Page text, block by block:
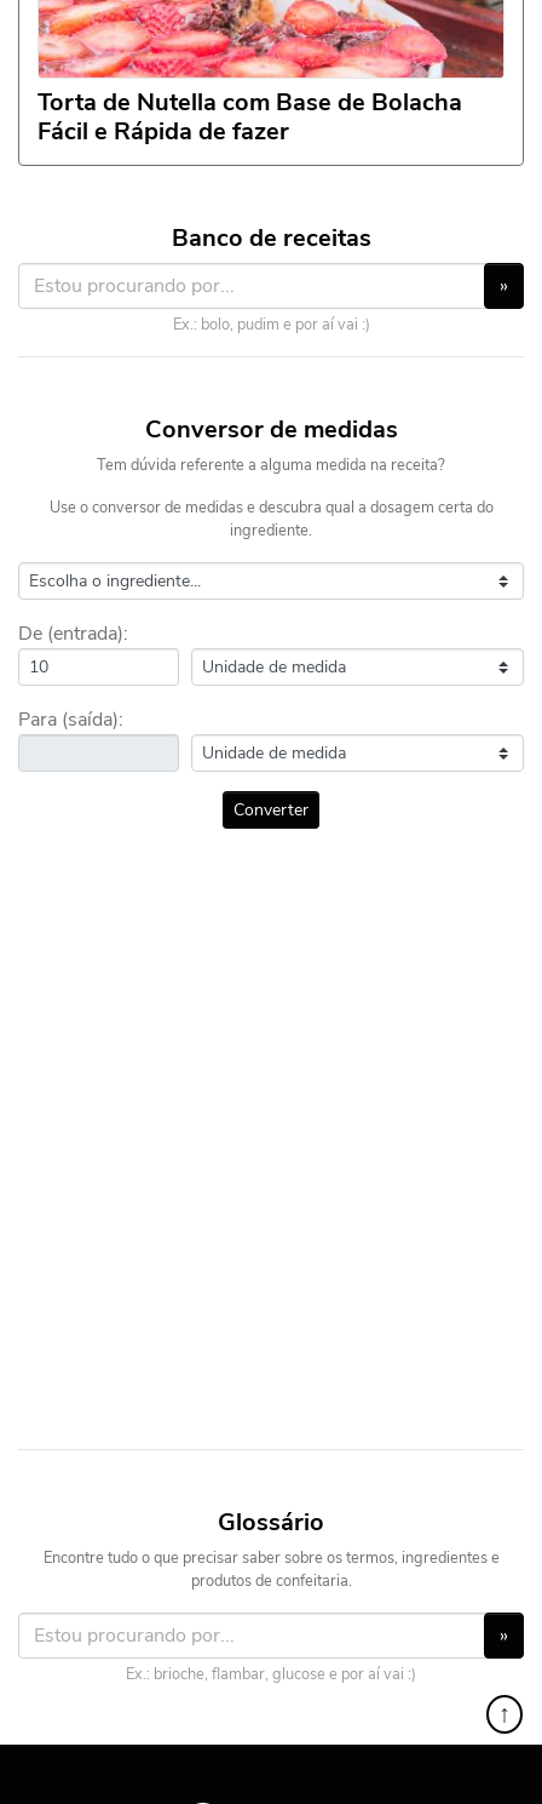
Torta de Nutella com Base de Bolacha
Fácil e Rápida de fazer
Banco de receitas
»
Ex.: bolo, pudim e por aí vai :)
Conversor de medidas
Tem dúvida referente a alguma medida na receita?
Use o conversor de medidas e descubra qual a dosagem certa do
ingrediente.
De (entrada):
Para (saída):
Converter
Glossário
Encontre tudo o que precisar saber sobre os termos, ingredientes e
produtos de confeitaria.
»
Ex.: brioche, flambar, glucose e por aí vai :)
↑